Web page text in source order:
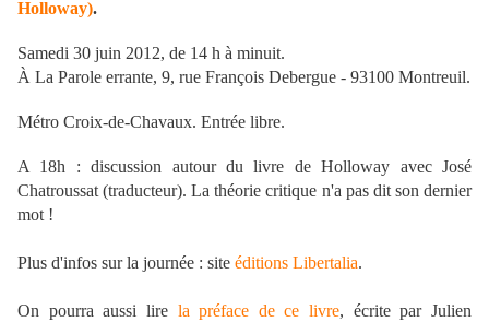
Holloway).
Samedi 30 juin 2012, de 14 h à minuit.
À La Parole errante, 9, rue François Debergue - 93100 Montreuil.
Métro Croix-de-Chavaux. Entrée libre.
A 18h : discussion autour du livre de Holloway avec José
Chatroussat (traducteur). La théorie critique n'a pas dit son dernier
mot !
Plus d'infos sur la journée : site éditions Libertalia.
On pourra aussi lire la préface de ce livre, écrite par Julien